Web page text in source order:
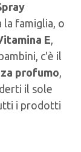
famiglia, o
E,
c'è il
profumo,
il sole
i prodotti